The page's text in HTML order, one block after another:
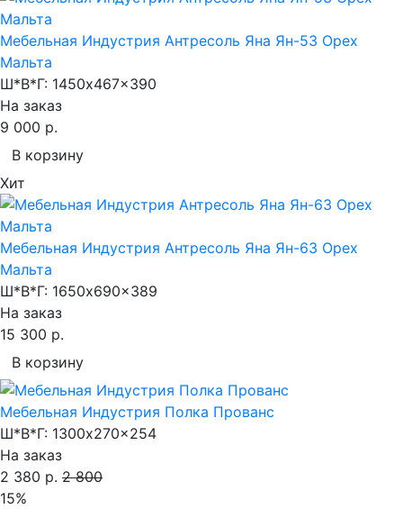
Мебельная Индустрия Антресоль Яна Ян-53 Орех
Мальта
Ш*В*Г: 1450x467x390
На заказ
9 000 р.
В корзину
Хит
Мебельная Индустрия Антресоль Яна Ян-63 Орех
Мальта
Ш*В*Г: 1650x690x389
На заказ
15 300 р.
В корзину
Мебельная Индустрия Полка Прованс
Ш*В*Г: 1300x270x254
На заказ
2 380 р. 2 800
15%